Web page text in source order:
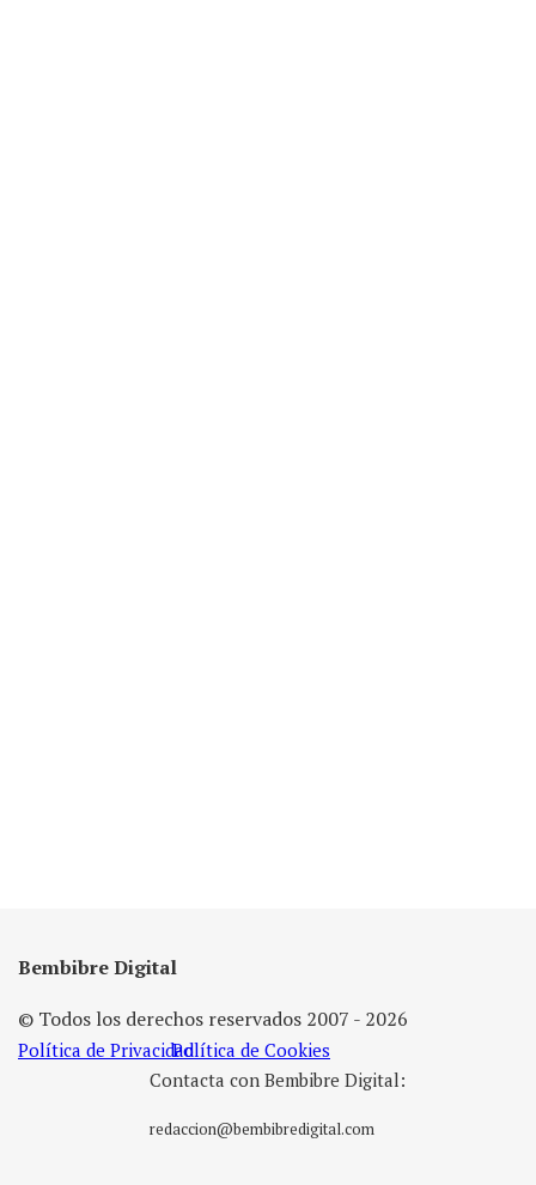
Bembibre Digital
© Todos los derechos reservados 2007 - 2026
Política de PrivacidadPolítica de Cookies
Contacta con Bembibre Digital:
redaccion@bembibredigital.com